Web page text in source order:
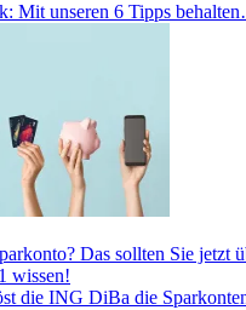
Mit unseren 6 Tipps
Das sollten Sie jetzt
wissen!
die ING DiBa die